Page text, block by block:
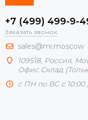
+7 (499) 499-9-
Заказать звонок
sales@mi.moscow
109518, Россия,
Офис Склад
с ПН по ВС с 10:00